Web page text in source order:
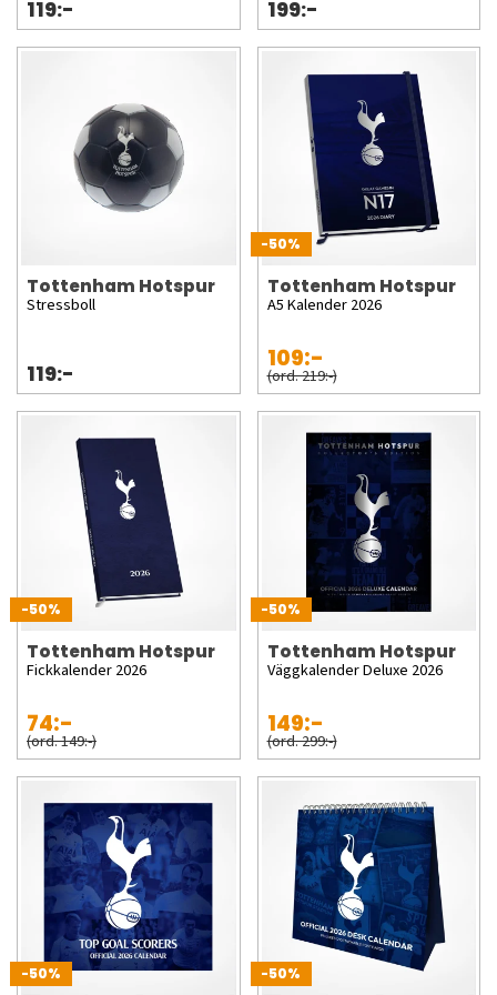
119:- 199:-
Tottenham Hotspur
Stressboll
119:-
-50%
Tottenham Hotspur
A5 Kalender 2026
109:-
(ord. 219:-)
-50%
Tottenham Hotspur
Fickkalender 2026
74:-
(ord. 149:-)
-50%
Tottenham Hotspur
Väggkalender Deluxe 2026
149:-
(ord. 299:-)
-50% -50%